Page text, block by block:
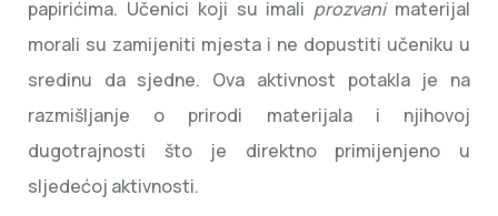
papirićima. Učenici koji su imali prozvanimaterijal
morali su zamijeniti mjesta i ne dopustiti učeniku u
sredinu da sjedne. Ova aktivnost potakla je na
razmišljanje o prirodi materijala i njihovoj
dugotrajnosti što je direktno primijenjeno u
sljedećoj aktivnosti.